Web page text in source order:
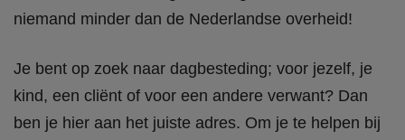
niemand minder dan de Nederlandse overheid!
Je bent op zoek naar dagbesteding; voor jezelf, je
kind, een cliënt of voor een andere verwant? Dan
ben je hier aan het juiste adres. Om je te helpen bij